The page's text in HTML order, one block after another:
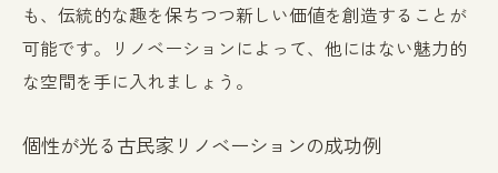
も、伝統的な趣を保ちつつ新しい価値を創造することが
可能です。リノベーションによって、他にはない魅力的
な空間を手に入れましょう。
個性が光る古民家リノベーションの成功例